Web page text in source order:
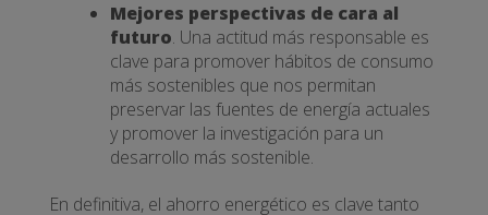
Mejores perspectivas de cara al
futuro. Una actitud más responsable es
clave para promover hábitos de consumo
más sostenibles que nos permitan
preservar las fuentes de energía actuales
y promover la investigación para un
desarrollo más sostenible.
En definitiva, el ahorro energético es clave tanto